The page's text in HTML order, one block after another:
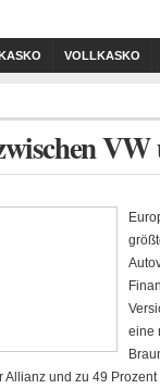
VOLLKASKO
eine
und zu 49